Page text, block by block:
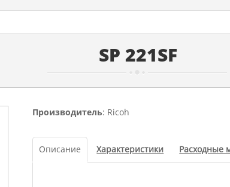
SP 221SF
Производитель: Ricoh
Описание Характеристики Расходные